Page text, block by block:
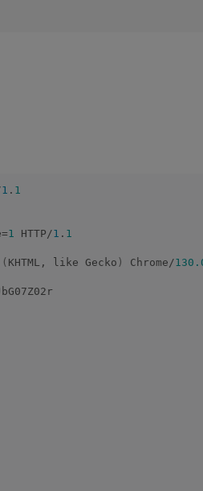
1 . 1
1 HTTP/1 . 1
( KHTML, like Gecko ) Chrome/